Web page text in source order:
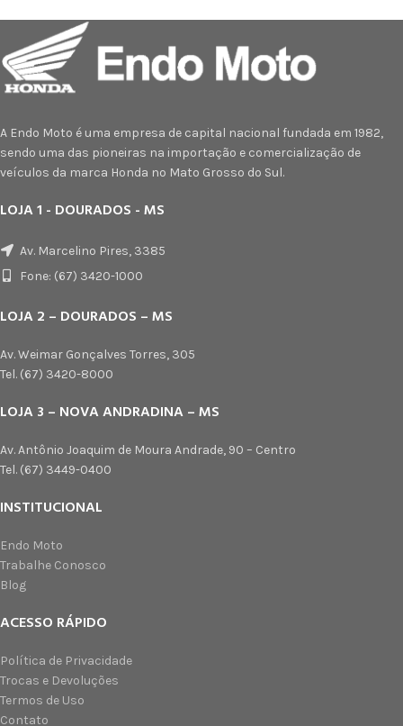
A Endo Moto é uma empresa de capital nacional fundada em 1982,
sendo uma das pioneiras na importação e comercialização de
veículos da marca Honda no Mato Grosso do Sul.
LOJA 1 - DOURADOS - MS
Av. Marcelino Pires, 3385
Fone: (67) 3420-1000
LOJA 2 – DOURADOS – MS
Av. Weimar Gonçalves Torres, 305
Tel. (67) 3420-8000
LOJA 3 – NOVA ANDRADINA – MS
Av. Antônio Joaquim de Moura Andrade, 90 – Centro
Tel. (67) 3449-0400
INSTITUCIONAL
Endo Moto
Trabalhe Conosco
Blog
ACESSO RÁPIDO
Política de Privacidade
Trocas e Devoluções
Termos de Uso
Contato